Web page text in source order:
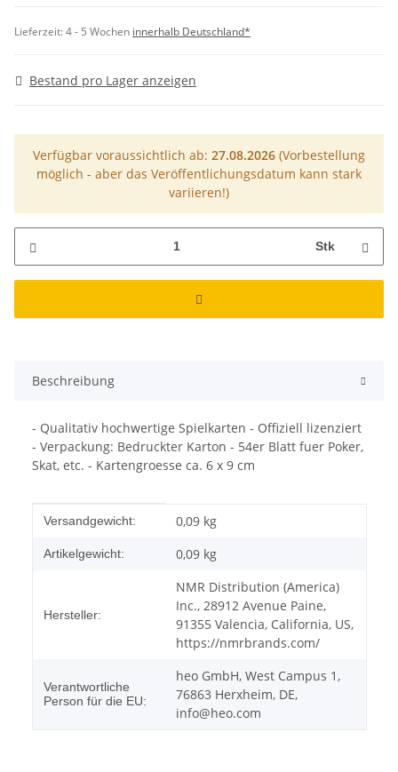
Lieferzeit:4 - 5 Wochen innerhalb Deutschland*
Bestand pro Lager anzeigen
Verfügbar voraussichtlich ab: 27.08.2026 (Vorbestellung
möglich - aber das Veröffentlichungsdatum kann stark
variieren!)
Stk
Beschreibung
- Qualitativ hochwertige Spielkarten - Offiziell lizenziert
- Verpackung: Bedruckter Karton - 54er Blatt fuer Poker,
Skat, etc. - Kartengroesse ca. 6 x 9 cm
Produkteigenschaft
Wert
Versandgewicht: 0,09 kg
Artikelgewicht: 0,09 kg
Hersteller:
NMR Distribution (America)
Inc., 28912 Avenue Paine,
91355 Valencia, California, US,
https://nmrbrands.com/
Verantwortliche
Person für die EU:
heo GmbH, West Campus 1,
76863 Herxheim, DE,
info@heo.com